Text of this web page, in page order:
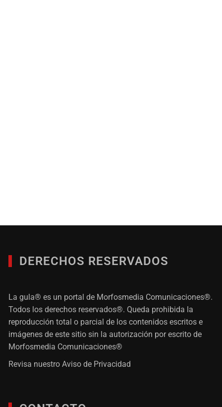
DERECHOS RESERVADOS
La gula® es un portal de Morfosmedia Comunicaciones®.
Todos los derechos reservados®. Queda prohibida la
reproducción total o parcial de los contenidos escritos e
imágenes de este sitio sin la autorización por escrito de
Morfosmedia Comunicaciones®
Revisa nuestroAviso de Privacidad